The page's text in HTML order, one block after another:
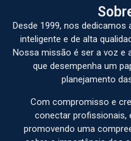
Desde 1999, nos
inteligente e de alta
Nossa missão é ser a voz e
que desempenha um
planejamento
Com compromisso e
conectar profissionais,
promovendo uma